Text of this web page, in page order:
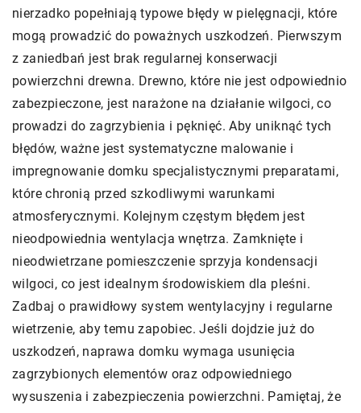
nierzadko popełniają typowe błędy w pielęgnacji, które
mogą prowadzić do poważnych uszkodzeń. Pierwszym
z zaniedbań jest brak regularnej konserwacji
powierzchni drewna. Drewno, które nie jest odpowiednio
zabezpieczone, jest narażone na działanie wilgoci, co
prowadzi do zagrzybienia i pęknięć. Aby uniknąć tych
błędów, ważne jest systematyczne malowanie i
impregnowanie domku specjalistycznymi preparatami,
które chronią przed szkodliwymi warunkami
atmosferycznymi. Kolejnym częstym błędem jest
nieodpowiednia wentylacja wnętrza. Zamknięte i
nieodwietrzane pomieszczenie sprzyja kondensacji
wilgoci, co jest idealnym środowiskiem dla pleśni.
Zadbaj o prawidłowy system wentylacyjny i regularne
wietrzenie, aby temu zapobiec. Jeśli dojdzie już do
uszkodzeń, naprawa domku wymaga usunięcia
zagrzybionych elementów oraz odpowiedniego
wysuszenia i zabezpieczenia powierzchni. Pamiętaj, że